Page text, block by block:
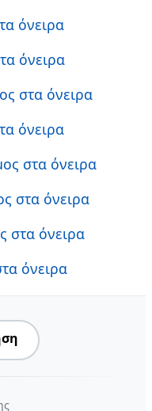
όνειρα
όνειρα
στα όνειρα
όνειρα
στα όνειρα
στα όνειρα
στα όνειρα
όνειρα